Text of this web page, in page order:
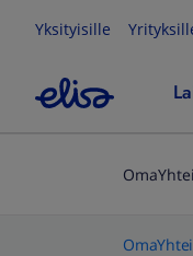
Yksityisille